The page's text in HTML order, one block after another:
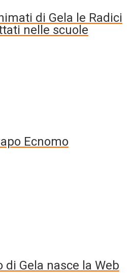
di Gela le Radici
nelle scuole
Ecnomo
di Gela nasce la Web